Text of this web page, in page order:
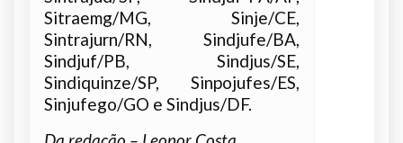
Sitraemg/MG, Sinje/CE,
Sintrajurn/RN, Sindjufe/BA,
Sindjuf/PB, Sindjus/SE,
Sindiquinze/SP, Sinpojufes/ES,
Sinjufego/GO e Sindjus/DF.